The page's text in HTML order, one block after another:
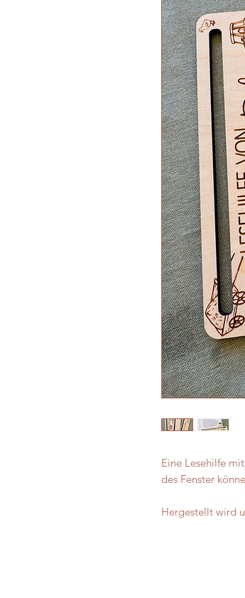
Eine Lesehilfe
des Fenster
Hergestellt wird